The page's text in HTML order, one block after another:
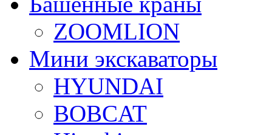
ZOOMLION
Мини экскаваторы
HYUNDAI
BOBCAT